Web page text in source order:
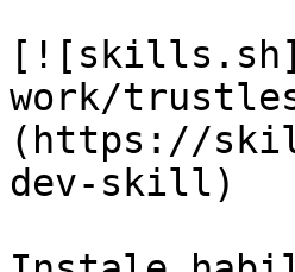
work/
(https://
dev-skill)